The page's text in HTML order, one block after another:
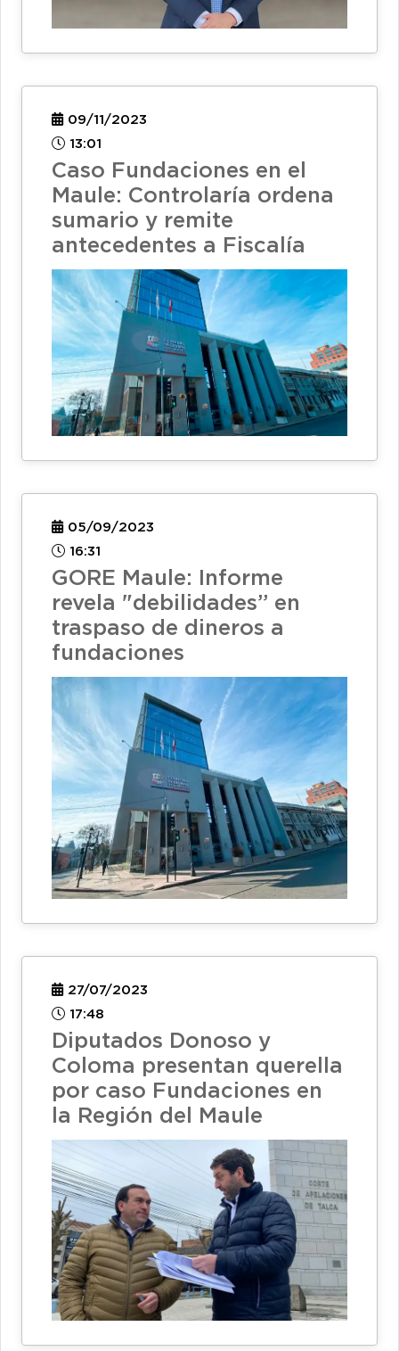
09/11/2023
13:01
Caso Fundaciones en el
Maule: Controlaría ordena
sumario y remite
antecedentes a Fiscalía
05/09/2023
16:31
GORE Maule: Informe
revela "debilidades” en
traspaso de dineros a
fundaciones
27/07/2023
17:48
Diputados Donoso y
Coloma presentan querella
por caso Fundaciones en
la Región del Maule